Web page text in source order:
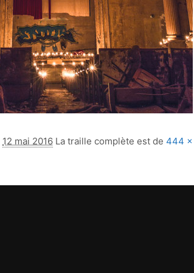
12 mai 2016 La traille complète est de 444 ×